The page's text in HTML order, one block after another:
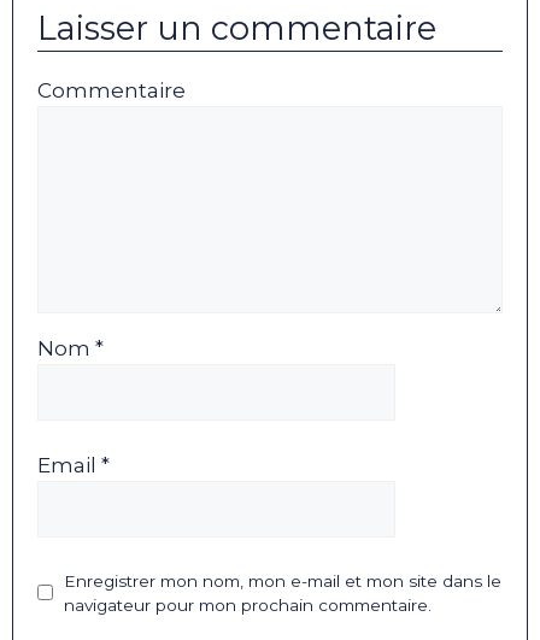
Laisser un commentaire
Commentaire
Nom *
Email *
Enregistrer mon nom, mon e-mail et mon site dans le
navigateur pour mon prochain commentaire.